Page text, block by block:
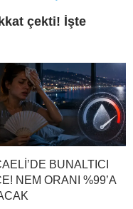
çekti! İşte
BUNALTICI
NEM ORANI %99’A